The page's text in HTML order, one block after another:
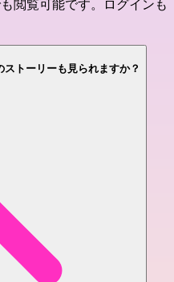
閲覧可能です。ログインも
トーリーも見られますか？